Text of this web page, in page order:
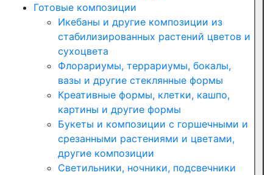
Готовые композиции
Икебаны и другие композиции из
стабилизированных растений цветов и
сухоцвета
Флорариумы, террариумы, бокалы,
вазы и другие стеклянные формы
Креативные формы, клетки, кашпо,
картины и другие формы
Букеты и композиции с горшечными и
срезанными растениями и цветами,
другие композиции
Светильники, ночники, подсвечники